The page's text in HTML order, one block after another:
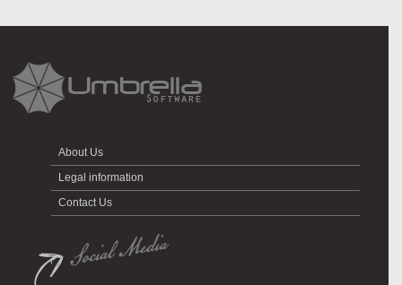
About Us
Legal information
Contact Us